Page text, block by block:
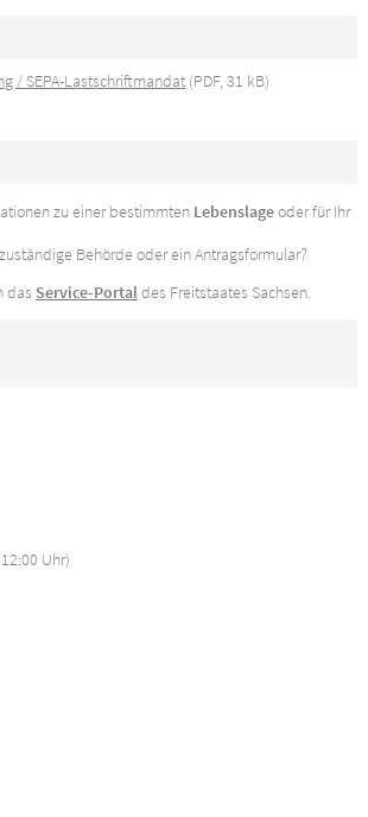
/ SEPA-Lastschriftmandat (PDF, 31 kB)
zu einer bestimmten Lebenslageoder für Ihr
Behörde oder ein Antragsformular?
das Service-Portaldes Freitstaates Sachsen.
Uhr)